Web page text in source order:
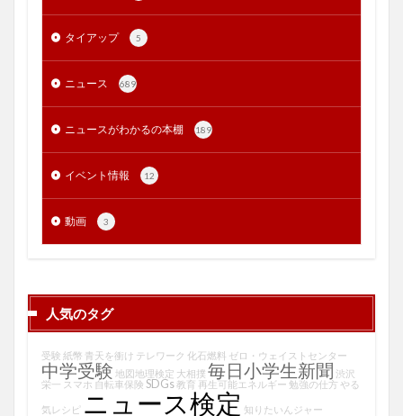
タイアップ 5
ニュース 689
ニュースがわかるの本棚 189
イベント情報 12
動画 3
人気のタグ
受験 紙幣 青天を衝け テレワーク 化石燃料 ゼロ・ウェイストセンター
中学受験 地図地理検定 大相撲 毎日小学生新聞 渋沢
栄一 スマホ 自転車保険 SDGs教育 再生可能エネルギー 勉強の仕方 やる
気レシピ ニュース検定 知りたいんジャー